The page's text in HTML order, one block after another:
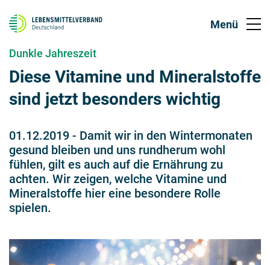
Dunkle Jahreszeit
Diese Vitamine und Mineralstoffe
sind jetzt besonders wichtig
01.12.2019 - Damit wir in den Wintermonaten
gesund bleiben und uns rundherum wohl
fühlen, gilt es auch auf die Ernährung zu
achten. Wir zeigen, welche Vitamine und
Mineralstoffe hier eine besondere Rolle
spielen.